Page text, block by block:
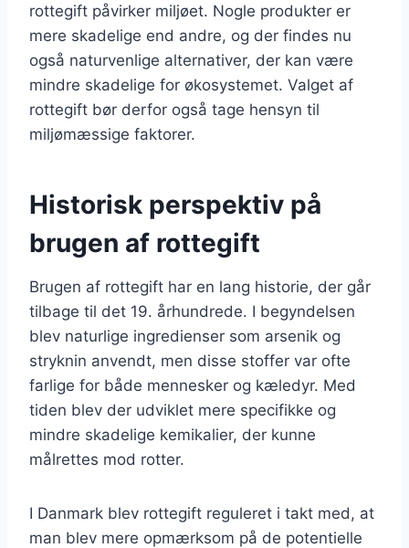
rottegift påvirker miljøet. Nogle produkter er
mere skadelige end andre, og der findes nu
også naturvenlige alternativer, der kan være
mindre skadelige for økosystemet. Valget af
rottegift bør derfor også tage hensyn til
miljømæssige faktorer.
Historisk perspektiv på
brugen af rottegift
Brugen af rottegift har en lang historie, der går
tilbage til det 19. århundrede. I begyndelsen
blev naturlige ingredienser som arsenik og
stryknin anvendt, men disse stoffer var ofte
farlige for både mennesker og kæledyr. Med
tiden blev der udviklet mere specifikke og
mindre skadelige kemikalier, der kunne
målrettes mod rotter.
I Danmark blev rottegift reguleret i takt med, at
man blev mere opmærksom på de potentielle